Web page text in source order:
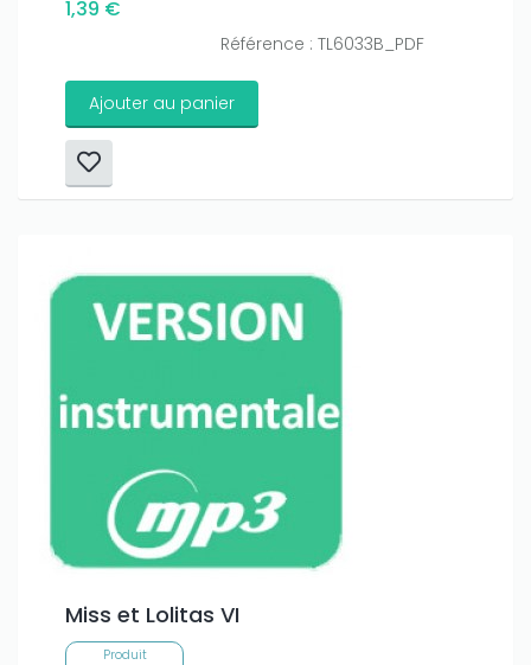
1,39 €
Référence : TL6033B_PDF
Ajouter au panier
Miss et Lolitas VI
Produit